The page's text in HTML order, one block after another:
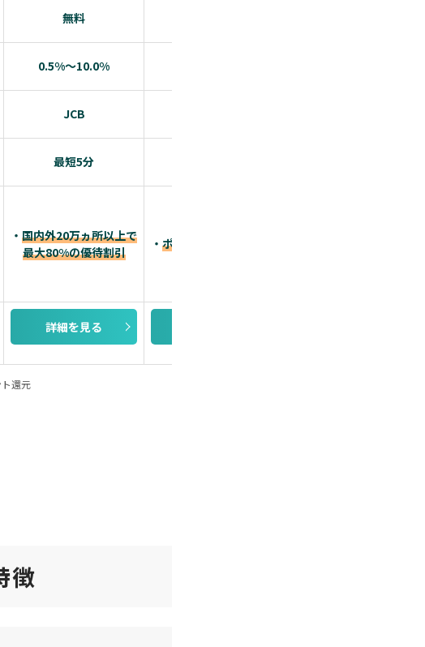
無料
0.5%～10.0%
JCB
最短5分
・ 国内外20万ヵ所以上で
最大80%の優待割引
・ ポイント還元率最大10.5%
詳細を見る
還元
徴